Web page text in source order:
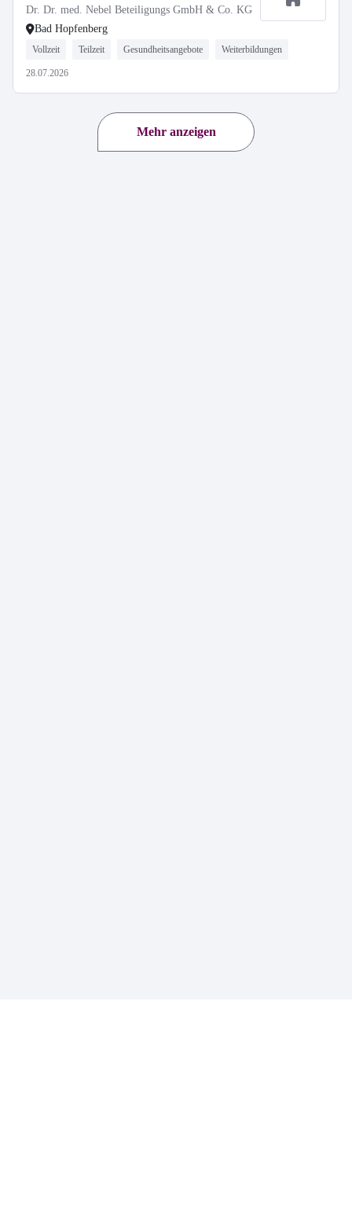
Dr. Dr. med. Nebel Beteiligungs GmbH & Co. KG
Bad Hopfenberg
Vollzeit Teilzeit Gesundheitsangebote Weiterbildungen
28.07.2026
Mehr anzeigen